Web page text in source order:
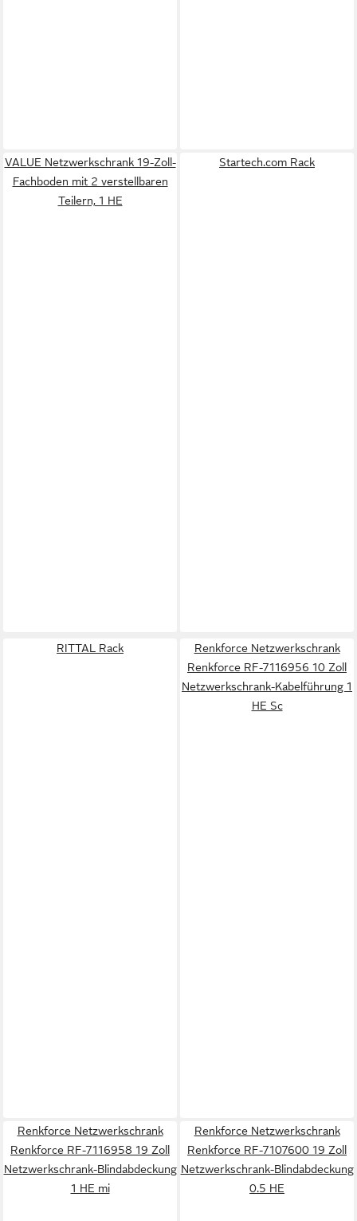
VALUE Netzwerkschrank 19-Zoll-
Fachboden mit 2 verstellbaren
Teilern, 1 HE
Startech.com Rack
RITTAL Rack
Renkforce Netzwerkschrank
Renkforce RF-7116956 10 Zoll
Netzwerkschrank-Kabelführung 1
HE Sc
Renkforce Netzwerkschrank
Renkforce RF-7116958 19 Zoll
Netzwerkschrank-Blindabdeckung
1 HE mi
Renkforce Netzwerkschrank
Renkforce RF-7107600 19 Zoll
Netzwerkschrank-Blindabdeckung
0.5 HE